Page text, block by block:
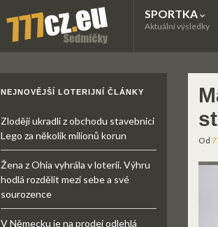
SPORTKA
Aktuální výsledky
Od
NEJNOVĚJŠÍ LOTERIJNÍ ČLÁNKY
Zloději ukradli z obchodu stavebnici
Lego za několik milionů korun
Žena z Ohia vyhrála v loterii. Výhru
hodlá rozdělit mezi sebe a své
sourozence
V Německu je na prodej odlehlá